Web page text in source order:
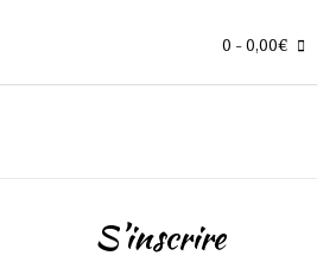
0 - 0,00€
S’inscrire